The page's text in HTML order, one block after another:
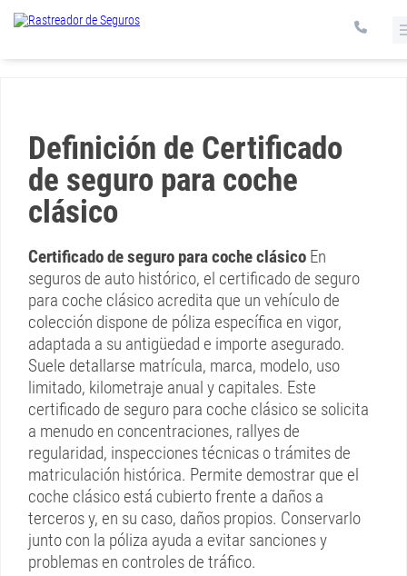
Definición de Certificado
de seguro para coche
clásico
Certificado de seguro para coche clásico En
seguros de auto histórico, el certificado de seguro
para coche clásico acredita que un vehículo de
colección dispone de póliza específica en vigor,
adaptada a su antigüedad e importe asegurado.
Suele detallarse matrícula, marca, modelo, uso
limitado, kilometraje anual y capitales. Este
certificado de seguro para coche clásico se solicita
a menudo en concentraciones, rallyes de
regularidad, inspecciones técnicas o trámites de
matriculación histórica. Permite demostrar que el
coche clásico está cubierto frente a daños a
terceros y, en su caso, daños propios. Conservarlo
junto con la póliza ayuda a evitar sanciones y
problemas en controles de tráfico.